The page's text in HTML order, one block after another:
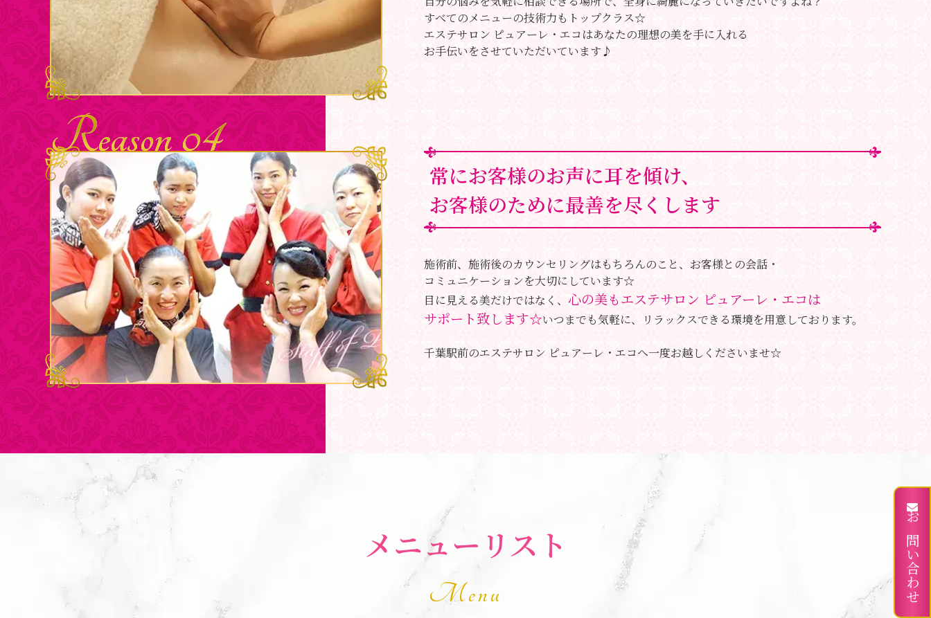
すべてのメニューの技術力もトップクラス☆
エステサロン ピュアーレ・エコはあなたの理想の美を手に入れる
お手伝いをさせていただいています♪
Reason 04
常にお客様のお声に耳を傾け、
お客様のために最善を尽くします
施術前、施術後のカウンセリングはもちろんのこと、お客様との会話・
コミュニケーションを大切にしています☆
目に見える美だけではなく、 心の美もエステサロン ピュアーレ・エコは
サポート致します☆いつまでも気軽に、リラックスできる環境を用意しております。
千葉駅前のエステサロン ピュアーレ・エコへ一度お越しくださいませ☆
メニューリスト
Menu お問い合わせ